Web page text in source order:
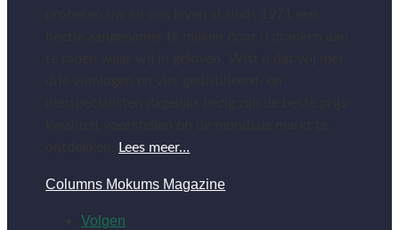
Lees meer…
Columns Mokums Magazine
Volgen